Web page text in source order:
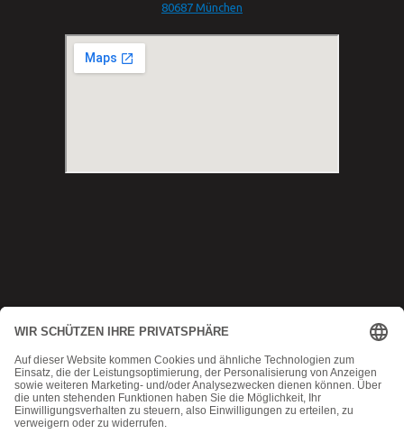
80687 München
Datenschutz|AGB|Impressum
MadeByMomoko